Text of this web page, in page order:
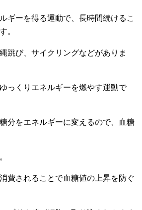
ギーを得る運動で、長時間続けるこ
。
跳び、サイクリングなどがありま
っくりエネルギーを燃やす運動で
分をエネルギーに変えるので、血糖
費されることで血糖値の上昇を防ぐ